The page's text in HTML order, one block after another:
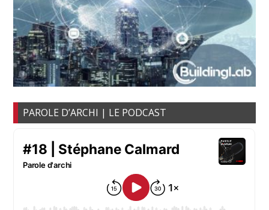
PAROLE D’ARCHI | LE PODCAST